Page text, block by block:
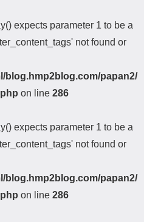
expects parameter 1 to be a
not found or
blog.hmp2blog.com/papan2/
on line 286
expects parameter 1 to be a
not found or
blog.hmp2blog.com/papan2/
on line 286